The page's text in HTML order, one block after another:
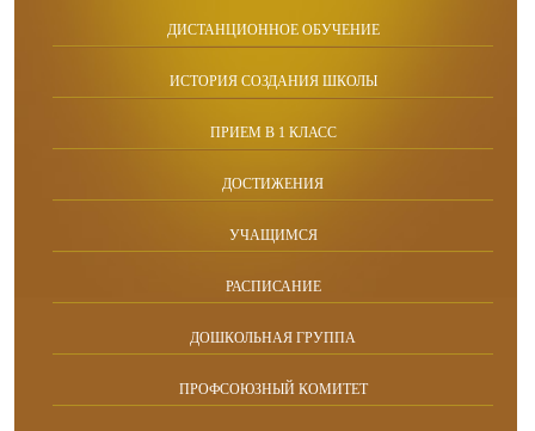
ДИСТАНЦИОННОЕ ОБУЧЕНИЕ
ИСТОРИЯ СОЗДАНИЯ ШКОЛЫ
ПРИЕМ В 1 КЛАСС
ДОСТИЖЕНИЯ
УЧАЩИМСЯ
РАСПИСАНИЕ
ДОШКОЛЬНАЯ ГРУППА
ПРОФСОЮЗНЫЙ КОМИТЕТ